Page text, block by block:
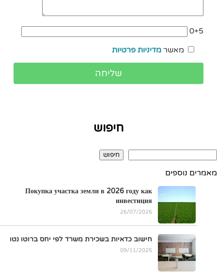
0+5
מאשרמדיניות פרטיות
חיפוש
חיפוש
מאמרים נוספים
Покупка участка земли в 2026 году как
инвестиция
26/07/2026
חישוב כדאיות בשכירת משרד לפי יחס ברוטו נטו
09/11/2025